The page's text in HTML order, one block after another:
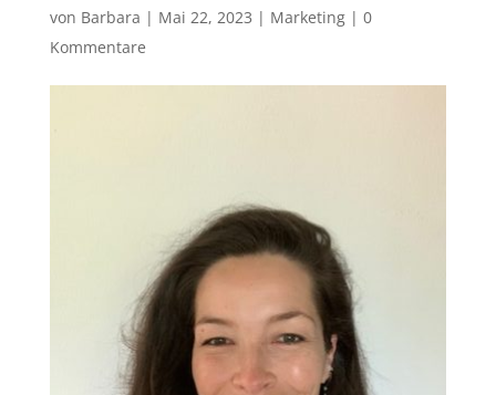
von Barbara | Mai 22, 2023 | Marketing| 0
Kommentare